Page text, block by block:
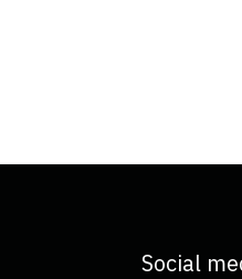
Social